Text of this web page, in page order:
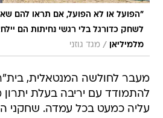
"הפועל או לא הפועל, אם תראו להם
לשחק כדורגל בלי רגשי נחיתות הם
מלמיליאן
/ מגד גוזני
מעבר לחולשה המנטאלית,
להתמודד עם יריבה בעלת
עליה כמעט בכל עמדה. שחקני